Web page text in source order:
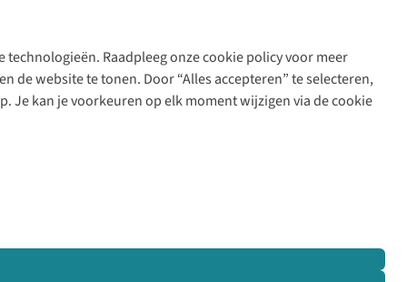
Raadpleeg onze cookie policy voor meer
website te tonen. Door “Alles accepteren” te selecteren,
Je kan je voorkeuren op elk moment wijzigen via de cookie